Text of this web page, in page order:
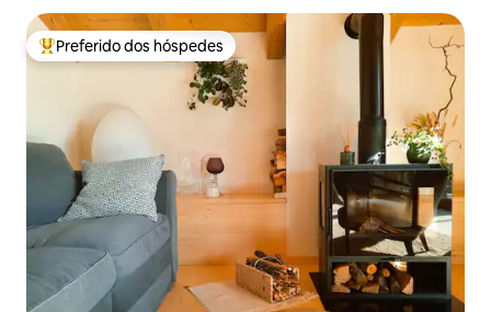
Entre os melhores preferidos dos hóspedes
Preferido dos hóspedes